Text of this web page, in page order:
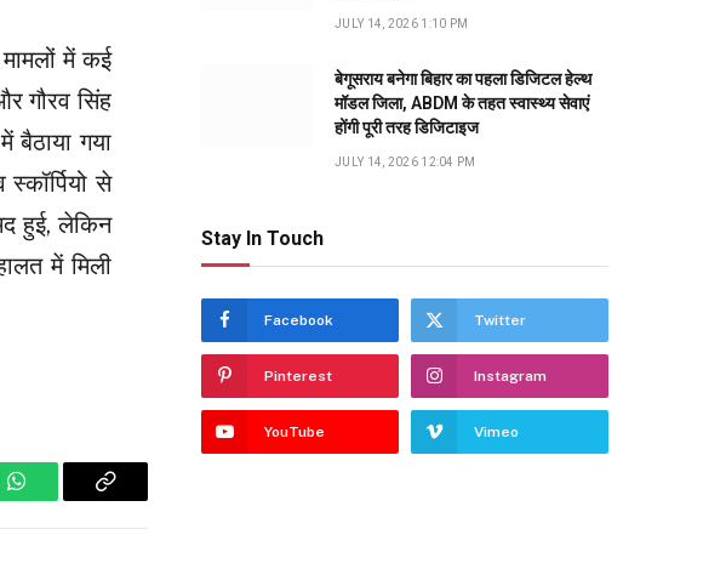
में कई
गौरव सिंह
बैठाया गया
से
हुई, लेकिन
में मिली
WhatsAppCopy
JULY 14, 2026 1:10 PM
बेगूसराय बनेगा बिहार का पहला डिजिटल हेल्थ
मॉडल जिला, ABDM के तहत स्वास्थ्य सेवाएं
होंगी पूरी तरह डिजिटाइज
JULY 14, 2026 12:04 PM
Stay In Touch
Facebook Twitter
Pinterest Instagram
YouTube Vimeo